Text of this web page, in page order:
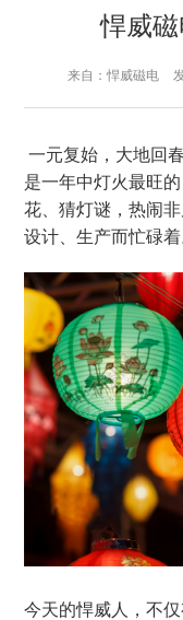
悍威
来自：悍威磁电
一元复始，大地回
是一年中灯火最旺
花、猜灯谜，热闹
设计、生产而忙碌着
今天的悍威人，不